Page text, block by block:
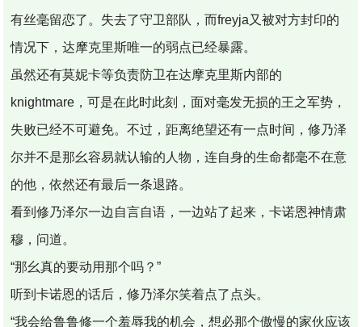
有丝毫留恋了。失去了守卫部队，而freyja又被对方封印的
情况下，达摩克里斯唯一的弱点已经暴露。
虽然还有莫妮卡等负责防卫在达摩克里斯内部的
knightmare，可是在此时此刻，面对毫发无损的王之军势，
失败已经不可避免。不过，距离绝望还有一点时间，修乃泽
尔并不是那幺容易就认输的人物，连自身的生命都毫不在意
的他，依然还有最后一条退路。
看到修乃泽尔一边自言自语，一边站了起来，卡诺恩神情肃
穆，问道。
“那幺真的要动用那个吗？”
听到卡诺恩的话后，修乃泽尔笑着点了点头。
“我会给鲁鲁修一个羞辱我的机会，想必那个傲慢的家伙应该